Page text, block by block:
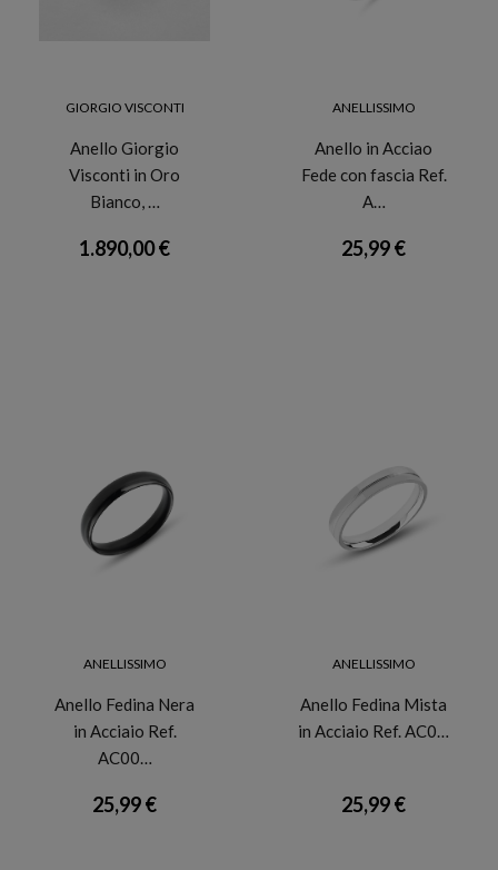
GIORGIO VISCONTI
Anello Giorgio
Visconti in Oro
Bianco, …
1.890,00 €
ANELLISSIMO
Anello in Acciao
Fede con fascia Ref.
A…
25,99 €
ANELLISSIMO
Anello Fedina Nera
in Acciaio Ref.
AC00…
25,99 €
ANELLISSIMO
Anello Fedina Mista
in Acciaio Ref. AC0…
25,99 €